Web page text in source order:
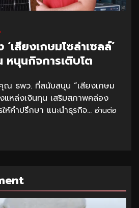
เสียงเกษมโซล่าเซลล์’
นุนกิจการเติบโต
ณ ธพว. ที่สนับสนุน “เสียงเกษม
แหล่งเงินทุน เสริมสภาพคล่อง
คำปรึกษา แนะนำธุรกิจ... อ่านต่อ